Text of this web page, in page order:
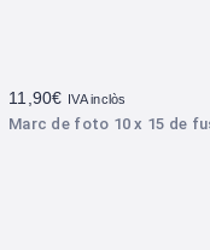
Marc de foto 10 x 15 de
11,90€ IVA inclòs